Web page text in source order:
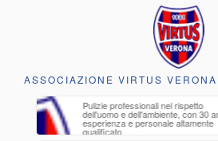
ASSOCIAZIONE VIRTUS
Edilizia
Bonifica